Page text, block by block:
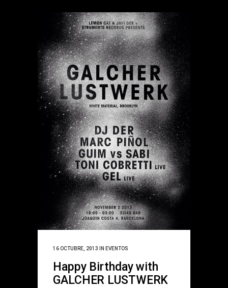
16 OCTUBRE, 2013 IN EVENTOS
Happy Birthday with
GALCHER LUSTWERK